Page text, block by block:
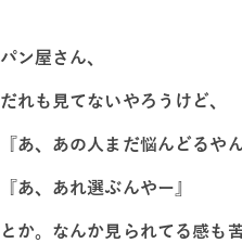
パン屋さん、
だれも見てないやろうけど、
『あ、あの人まだ悩んどるやん
『あ、あれ選ぶんやー』
とか。なんか見られてる感も